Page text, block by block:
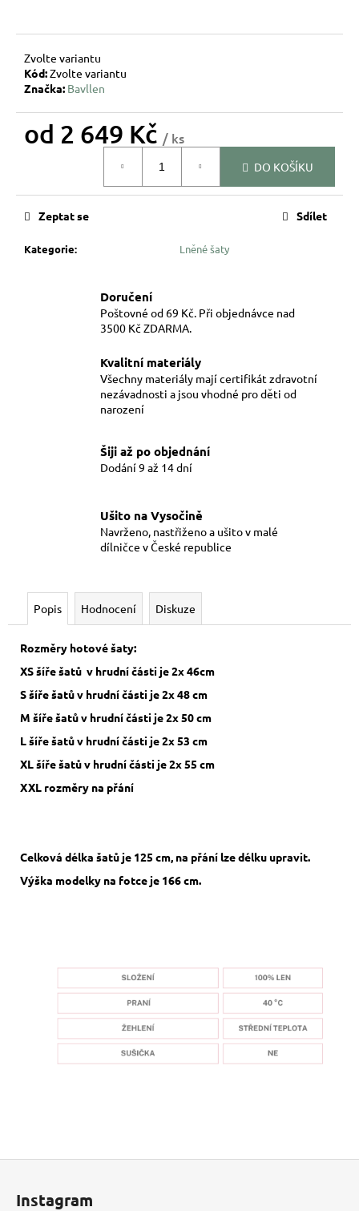
Zvolte variantu
Kód:Zvolte variantu
Značka: Bavllen
od 2 649 Kč / ks
DO KOŠÍKU
Kategorie: Lněné šaty
Zeptat se Sdílet
Doručení
Poštovné od 69 Kč. Při objednávce nad
3500 Kč ZDARMA.
Kvalitní materiály
Všechny materiály mají certifikát zdravotní
nezávadnosti a jsou vhodné pro děti od
narození
Šiji až po objednání
Dodání 9 až 14 dní
Ušito na Vysočině
Navrženo, nastřiženo a ušito v malé
dílničce v České republice
Popis Hodnocení Diskuze
Rozměry hotové šaty:
XS šíře šatů v hrudní části je 2x 46cm
S šíře šatů v hrudní části je 2x 48 cm
M šíře šatů v hrudní části je 2x 50 cm
L šíře šatů v hrudní části je 2x 53 cm
XL šíře šatů v hrudní části je 2x 55 cm
XXL rozměry na přání
Celková délka šatů je 125 cm, na přání lze délku upravit.
Výška modelky na fotce je 166 cm.
Instagram